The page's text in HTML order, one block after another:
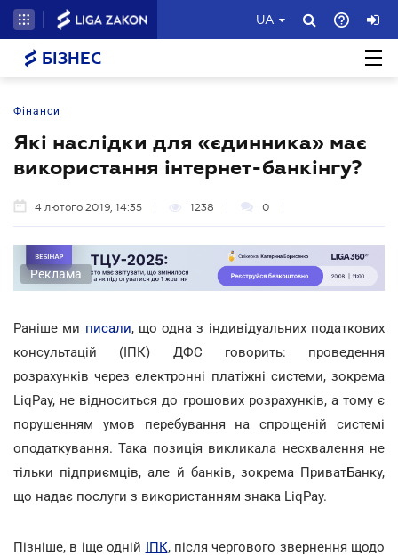
UA
БІЗНЕС
Фінанси
Які наслідки для «єдинника» має
використання інтернет-банкінгу?
4 лютого 2019, 14:35 1238 0
Реклама
Раніше ми писали, що одна з індивідуальних податкових
консультацій (ІПК) ДФС говорить: проведення
розрахунків через електронні платіжні системи, зокрема
LiqРау, не відноситься до грошових розрахунків, а тому є
порушенням умов перебування на спрощеній системі
оподаткування. Така позиція викликала несхвалення не
тільки підприємців, але й банків, зокрема ПриватБанку,
що надає послуги з використанням знака LiqPay.
Пізніше, в іще одній ІПК, після чергового звернення щодо